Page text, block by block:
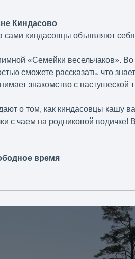
Киндасово
киндасовцы объявляют
«Семейки весельчаков».
сможете рассказать, что
знакомство с пастушеской
о том, как киндасовцы кашу
с чаем на родниковой
время